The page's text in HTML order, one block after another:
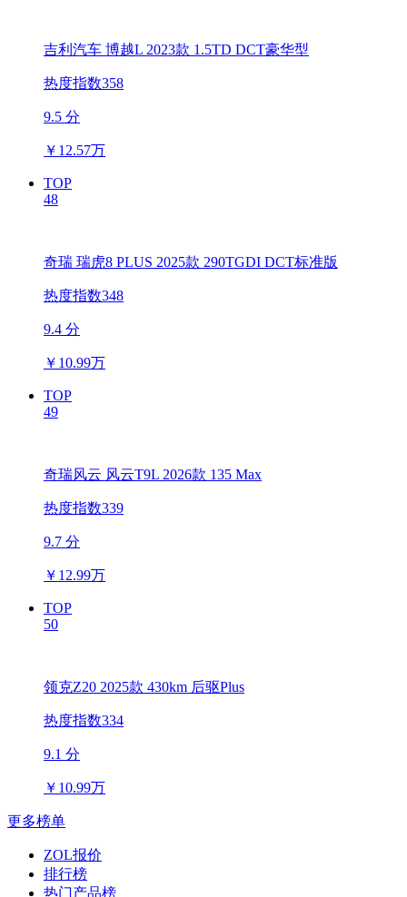
吉利汽车 博越L 2023款 1.5TD DCT豪华型
热度指数358
9.5 分
￥ 12.57万
TOP
48
奇瑞 瑞虎8 PLUS 2025款 290TGDI DCT标准版
热度指数348
9.4 分
￥ 10.99万
TOP
49
奇瑞风云 风云T9L 2026款 135 Max
热度指数339
9.7 分
￥ 12.99万
TOP
50
领克Z20 2025款 430km 后驱Plus
热度指数334
9.1 分
￥ 10.99万
更多榜单
ZOL报价
排行榜
热门产品榜